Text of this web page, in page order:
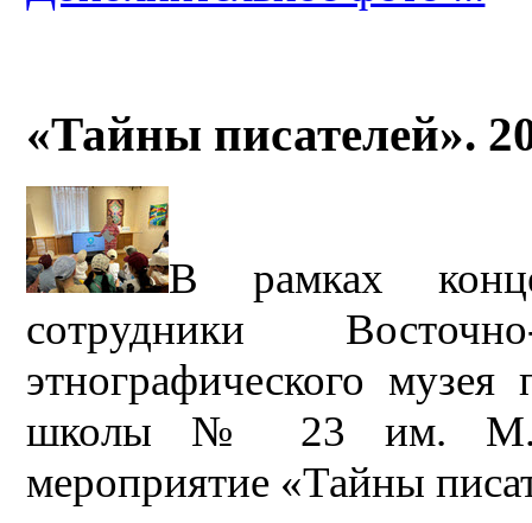
«Тайны писателей».
В рамках
сотрудники
этнографического
школы № 23 им. М.
мероприятие «Тайны